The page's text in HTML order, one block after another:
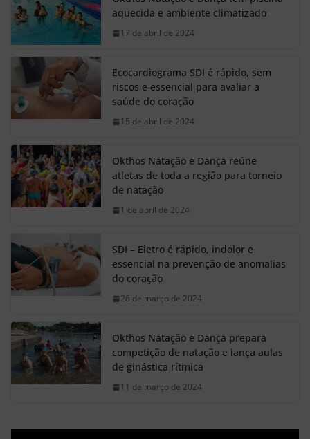
aquecida e ambiente climatizado
17 de abril de 2024
Ecocardiograma SDI é rápido, sem
riscos e essencial para avaliar a
saúde do coração
15 de abril de 2024
Okthos Natação e Dança reúne
atletas de toda a região para torneio
de natação
1 de abril de 2024
SDI – Eletro é rápido, indolor e
essencial na prevenção de anomalias
do coração
26 de março de 2024
Okthos Natação e Dança prepara
competição de natação e lança aulas
de ginástica rítmica
11 de março de 2024